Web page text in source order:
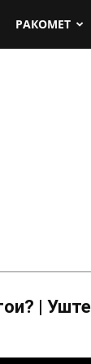
РАКОМЕТ
| Уште